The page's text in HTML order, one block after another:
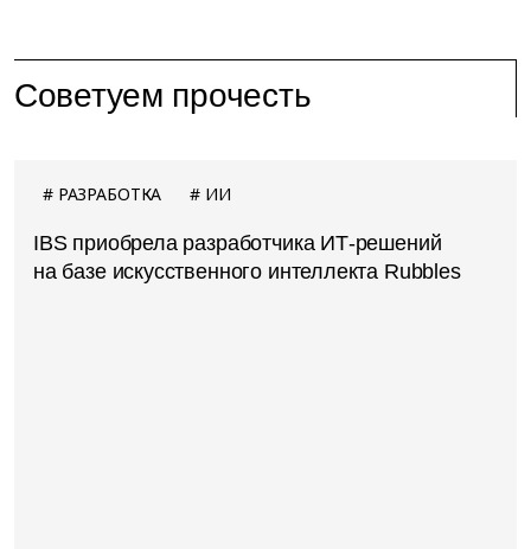
Советуем прочесть
РАЗРАБОТКА ИИ
IBS приобрела разработчика ИТ-решений
на базе искусственного интеллекта Rubbles